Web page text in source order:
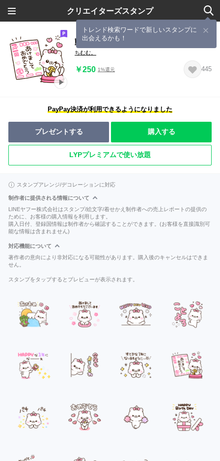
クリエイターズスタンプ
トレンド検索ワードで新しいスタンプに
出会えるかも！
動く♡ちびねこちのお正月【再販】
ちむむ。
￥250 1%還元 445
PayPay決済が利用できるようになりました
プレゼントする 購入する
LYPプレミアムで使い放題
スタンプアレンジ/デコレーションに対応
制作者に提供される情報について
LINEヤフー株式会社はスタンプ/絵文字/着せかえ制作者への売上レポートの提供の
ために、お客様の購入情報を利用します。
購入日付、登録国情報は制作者から確認することができます。(お客様を直接識別可
能な情報は含まれません)
対応機能について
著作者の意向により非対応になる可能性があります。購入後のキャンセルはできま
せん。
スタンプをタップするとプレビューが表示されます。